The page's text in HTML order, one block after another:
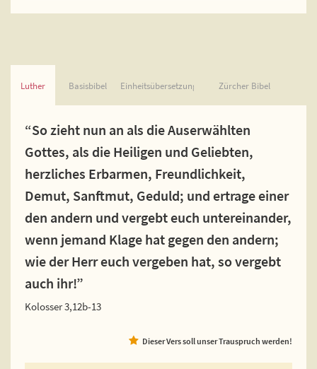
Luther Basisbibel Einheitsübersetzung Zürcher Bibel
“So zieht nun an als die Auserwählten
Gottes, als die Heiligen und Geliebten,
herzliches Erbarmen, Freundlichkeit,
Demut, Sanftmut, Geduld; und ertrage einer
den andern und vergebt euch untereinander,
wenn jemand Klage hat gegen den andern;
wie der Herr euch vergeben hat, so vergebt
auch ihr!”
Kolosser 3,12b-13
Dieser Vers soll unser Trauspruch werden!